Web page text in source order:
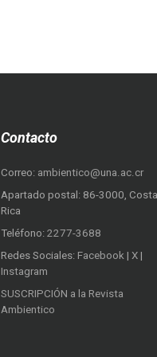
Contacto
Correo: ambientico@una.ac.cr
Apartado postal: 86-3000, Costa
Rica
Teléfono: 2277-3688
Redes Sociales: Facebook | X |
Instagram
SUSCRIPCIÓN a la Revista
Ambientico